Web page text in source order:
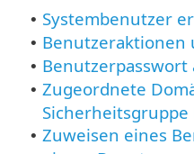
• Systembenutzer
• Benutzeraktionen
• Benutzerpasswort
• Zugeordnete
• Zuweisen eines